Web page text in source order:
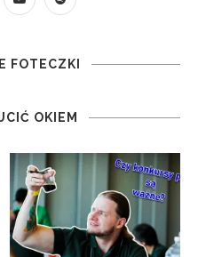
FOTECZKI
OKIEM